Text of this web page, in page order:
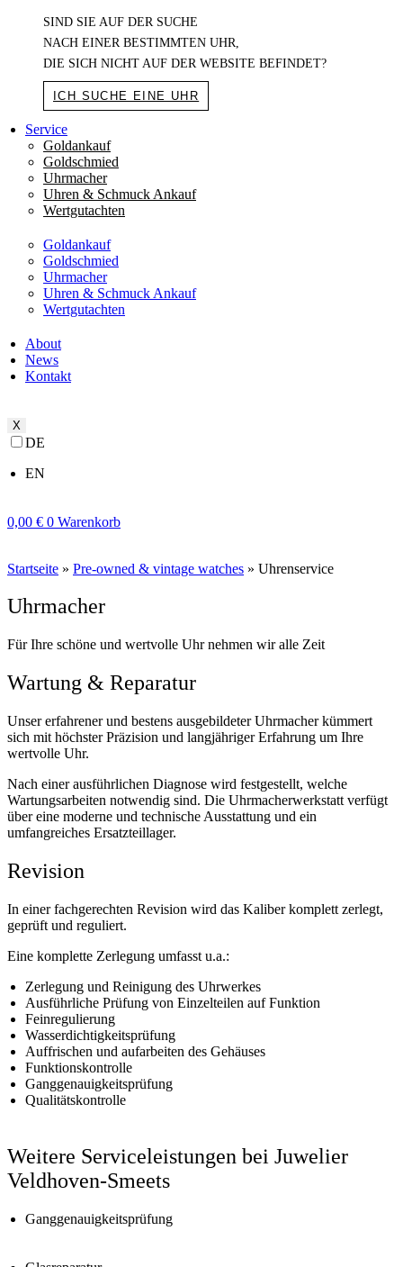
SIND SIE AUF DER SUCHE
NACH EINER BESTIMMTEN UHR,
DIE SICH NICHT AUF DER WEBSITE BEFINDET?
ICH SUCHE EINE UHR
Service
Goldankauf
Goldschmied
Uhrmacher
Uhren & Schmuck Ankauf
Wertgutachten
Goldankauf
Goldschmied
Uhrmacher
Uhren & Schmuck Ankauf
Wertgutachten
About
News
Kontakt
X
DE
EN
0,00 € 0 Warenkorb
Startseite » Pre-owned & vintage watches » Uhrenservice
Uhrmacher
Für Ihre schöne und wertvolle Uhr nehmen wir alle Zeit
Wartung & Reparatur
Unser erfahrener und bestens ausgebildeter Uhrmacher kümmert
sich mit höchster Präzision und langjähriger Erfahrung um Ihre
wertvolle Uhr.
Nach einer ausführlichen Diagnose wird festgestellt, welche
Wartungsarbeiten notwendig sind. Die Uhrmacherwerkstatt verfügt
über eine moderne und technische Ausstattung und ein
umfangreiches Ersatzteillager.
Revision
In einer fachgerechten Revision wird das Kaliber komplett zerlegt,
geprüft und reguliert.
Eine komplette Zerlegung umfasst u.a.:
Zerlegung und Reinigung des Uhrwerkes
Ausführliche Prüfung von Einzelteilen auf Funktion
Feinregulierung
Wasserdichtigkeitsprüfung
Auffrischen und aufarbeiten des Gehäuses
Funktionskontrolle
Ganggenauigkeitsprüfung
Qualitätskontrolle
Weitere Serviceleistungen bei Juwelier
Veldhoven-Smeets
Ganggenauigkeitsprüfung